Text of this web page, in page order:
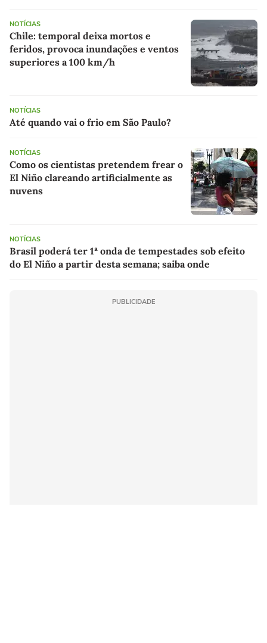
NOTÍCIAS
Chile: temporal deixa mortos e
feridos, provoca inundações e ventos
superiores a 100 km/h
NOTÍCIAS
Até quando vai o frio em São Paulo?
NOTÍCIAS
Como os cientistas pretendem frear o
El Niño clareando artificialmente as
nuvens
NOTÍCIAS
Brasil poderá ter 1ª onda de tempestades sob efeito
do El Niño a partir desta semana; saiba onde
PUBLICIDADE